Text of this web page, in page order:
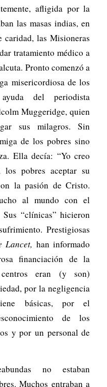
afligida por la
las masas indias, en
caridad, las Misioneras
tratamiento médico a
Pronto comenzó a
misericordiosa de los
del periodista
Muggeridge, quien
sus milagros. Sin
de los pobres sino
Ella decía: “Yo creo
los pobres aceptar su
la pasión de Cristo.
al mundo con el
“clínicas” hicieron
Prestigiosas
Lancet, han informado
financiación de la
eran (y son)
por la negligencia
básicas, por el
de los
y por un personal de
no estaban
Muchos entraban a